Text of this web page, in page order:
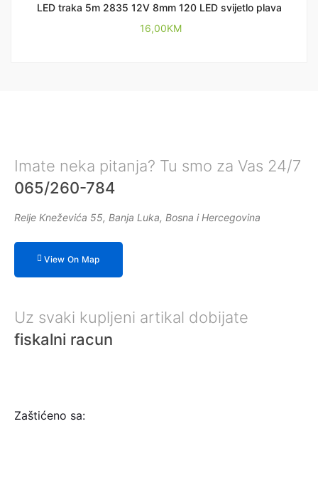
LED traka 5m 2835 12V 8mm 120 LED svijetlo plava
16,00KM
Imate neka pitanja? Tu smo za Vas 24/7
065/260-784
Relje Kneževića 55, Banja Luka, Bosna i Hercegovina
View On Map
Uz svaki kupljeni artikal dobijate
fiskalni racun
Zaštićeno sa: